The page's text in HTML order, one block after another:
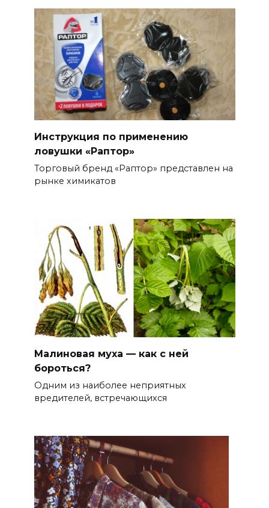
Инструкция по применению
ловушки «Раптор»
Торговый бренд «Раптор» представлен на
рынке химикатов
Малиновая муха — как с ней
бороться?
Одним из наиболее неприятных
вредителей, встречающихся